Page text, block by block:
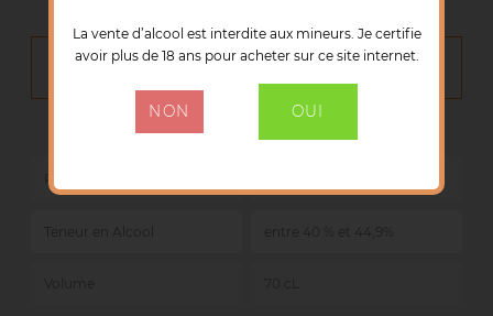
DÉTAILS DU PRODUIT
GLENDRONACH
La vente d’alcool est interdite aux mineurs. Je certifie
avoir plus de 18 ans pour acheter sur ce site internet.
NON OUI